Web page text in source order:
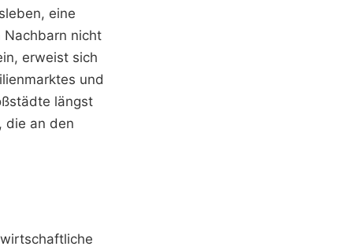
eine
Nachbarn nicht
erweist sich
und
längst
die an den